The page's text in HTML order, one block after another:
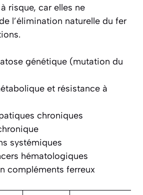
risque, car elles ne
l’élimination naturelle du fer
génétique (mutation du
et résistance à
chroniques
systémiques
hématologiques
compléments ferreux